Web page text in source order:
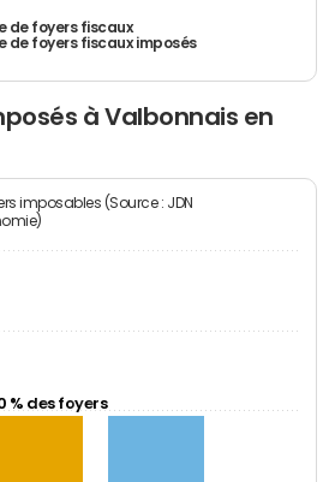
de foyers fiscaux
de foyers fiscaux imposés
à Valbonnais en
imposables (Source : JDN
% des foyers